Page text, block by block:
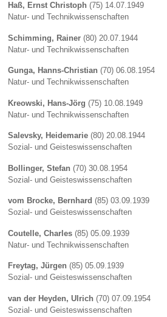
Haß, Ernst Christoph (75) 14.07.1949
Natur- und Technikwissenschaften
Schimming, Rainer (80) 20.07.1944
Natur- und Technikwissenschaften
Gunga, Hanns-Christian (70) 06.08.1954
Natur- und Technikwissenschaften
Kreowski, Hans-Jörg (75) 10.08.1949
Natur- und Technikwissenschaften
Salevsky, Heidemarie (80) 20.08.1944
Sozial- und Geisteswissenschaften
Bollinger, Stefan (70) 30.08.1954
Sozial- und Geisteswissenschaften
vom Brocke, Bernhard (85) 03.09.1939
Sozial- und Geisteswissenschaften
Coutelle, Charles (85) 05.09.1939
Natur- und Technikwissenschaften
Freytag, Jürgen (85) 05.09.1939
Sozial- und Geisteswissenschaften
van der Heyden, Ulrich (70) 07.09.1954
Sozial- und Geisteswissenschaften